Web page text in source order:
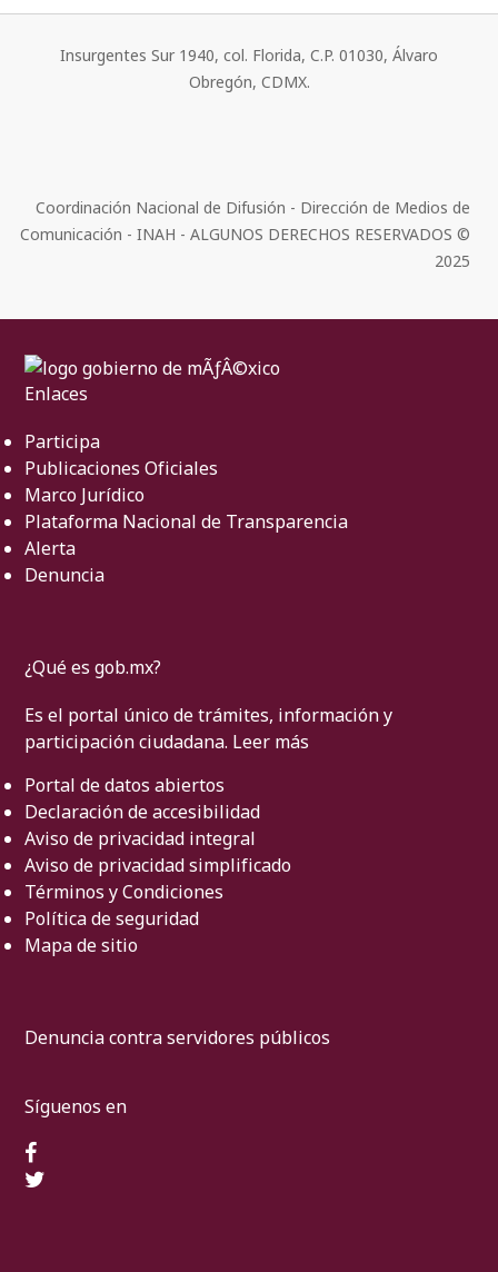
Insurgentes Sur 1940, col. Florida, C.P. 01030, Álvaro
Obregón, CDMX.
Coordinación Nacional de Difusión - Dirección de Medios de
Comunicación - INAH - ALGUNOS DERECHOS RESERVADOS ©
2025
Enlaces
Participa
Publicaciones Oficiales
Marco Jurídico
Plataforma Nacional de Transparencia
Alerta
Denuncia
¿Qué es gob.mx?
Es el portal único de trámites, información y
participación ciudadana. Leer más
Portal de datos abiertos
Declaración de accesibilidad
Aviso de privacidad integral
Aviso de privacidad simplificado
Términos y Condiciones
Política de seguridad
Mapa de sitio
Denuncia contra servidores públicos
Síguenos en